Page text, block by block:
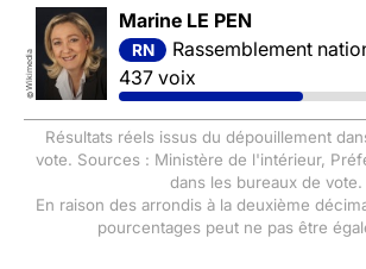
©
Wikimedia
Marine LE PEN
RN
Rassemblement national et
437 voix
Résultats réels issus du dépouillement
vote. Sources : Ministère de l'intérieur,
dans les bureaux de vote.
En raison des arrondis à la deuxième
pourcentages peut ne pas être